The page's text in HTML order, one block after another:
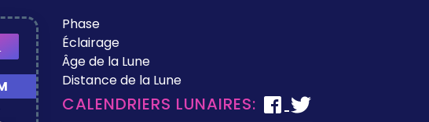
Phase
Éclairage
Âge de la Lune
Distance de la Lune
CALENDRIERS LUNAIRES: